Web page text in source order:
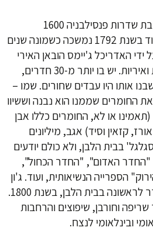
– נמצא בכתובת שדרות פנסילבניה 1600
וושינגטון. בנייתו שהחלה עוד בשנת 1792 נמשכה כשמונה שנים
האדריכל ג'יימס הובאן האירי
והושפעה מגישות צרפתיות ואיריות. יש בו יותר מ-30 חדרים,
אותו היו עבדים שחורים. שמו –
החומרים שממנו הוא נבנה וששיוו
(תאמינו או לא, החומרים כללו אבן
קזאין וסיד) אגב, מיליונים
בבית הלבן, ולא כולם יודעים
"החדר האדום", "החדר הכחול",
הספרייה הנשיאותית, ועוד. ג'ון
אדמס היה הנשיא שהתגורר לראשונה בבית הלבן, בשנת 1800.
וחורבן, שיפוצים והרחבות
ובינלאומי לנצח.